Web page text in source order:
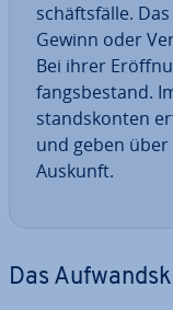
schäfts­fäl­le.
Gewinn oder
Bei ihrer
fangs­be­stand.
stands­kon­ten
und geben
Auskunft.
Das